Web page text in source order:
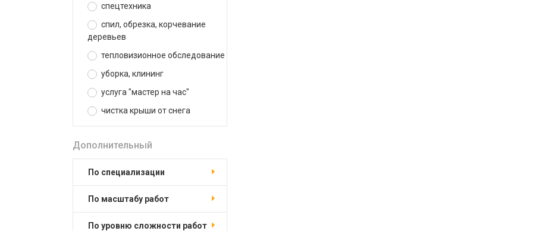
спецтехника
спил, обрезка, корчевание
деревьев
тепловизионное обследование
уборка, клининг
услуга "мастер на час"
чистка крыши от снега
Дополнительный
по специализации
по масштабу работ
по уровню сложности работ